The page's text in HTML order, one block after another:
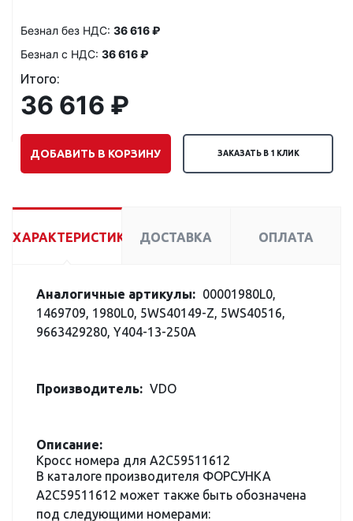
Безнал без НДС: 36 616 ₽
Безнал с НДС: 36 616 ₽
Итого:
36 616 ₽
ДОБАВИТЬ В КОРЗИНУ ЗАКАЗАТЬ В 1 КЛИК
ХАРАКТЕРИСТИКИ ДОСТАВКА ОПЛАТА
Аналогичные артикулы: 00001980L0,
1469709, 1980L0, 5WS40149-Z, 5WS40516,
9663429280, Y404-13-250A
Производитель: VDO
Описание:
Кросс номера для A2C59511612
В каталоге производителя ФОРСУНКА
A2C59511612 может также быть обозначена
под следующими номерами: